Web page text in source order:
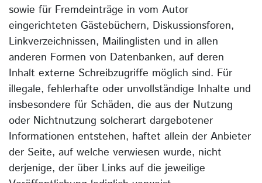
sowie für Fremdeinträge in vom Autor
eingerichteten Gästebüchern, Diskussionsforen,
Linkverzeichnissen, Mailinglisten und in allen
anderen Formen von Datenbanken, auf deren
Inhalt externe Schreibzugriffe möglich sind. Für
illegale, fehlerhafte oder unvollständige Inhalte und
insbesondere für Schäden, die aus der Nutzung
oder Nichtnutzung solcherart dargebotener
Informationen entstehen, haftet allein der Anbieter
der Seite, auf welche verwiesen wurde, nicht
derjenige, der über Links auf die jeweilige